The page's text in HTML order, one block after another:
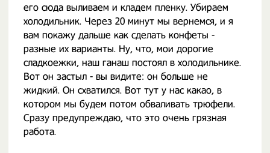
его сюда выливаем и кладем пленку. Убираем
холодильник. Через 20 минут мы вернемся, и я
вам покажу дальше как сделать конфеты -
разные их варианты. Ну, что, мои дорогие
сладкоежки, наш ганаш постоял в холодильнике.
Вот он застыл - вы видите: он больше не
жидкий. Он схватился. Вот тут у нас какао, в
котором мы будем потом обваливать трюфели.
Сразу предупреждаю, что это очень грязная
работа.